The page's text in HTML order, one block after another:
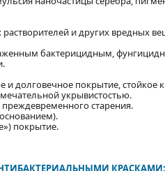
и других вредных
бактерицидным,
и долговечное покрытие, стойкое
укрывистостью.
старения.
покрытие.